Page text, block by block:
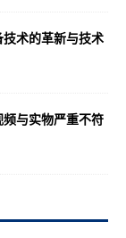
术的革新与技术
与实物严重不符